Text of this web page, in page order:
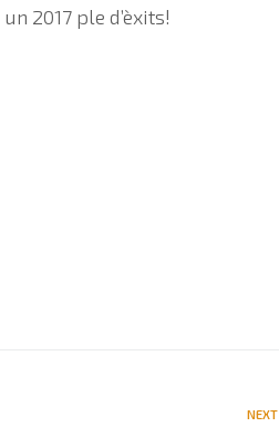
2017 ple d’èxits!
NEXT